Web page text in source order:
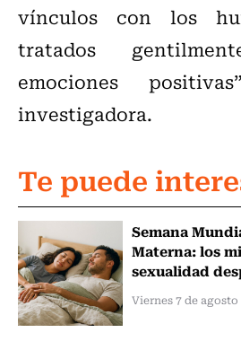
vínculos con los
tratados
emociones
investigadora.
Te puede
Semana
Materna: los
sexualidad
Viernes 7 de agosto